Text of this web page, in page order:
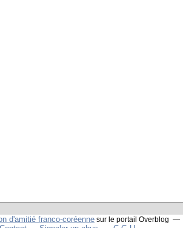
d'amitié franco-coréenne sur le portail Overblog